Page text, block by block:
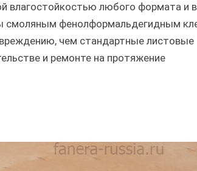
влагостойкостью любого формата и
смоляным фенолформальдегидным
чем стандартные листовые
и ремонте на протяжение